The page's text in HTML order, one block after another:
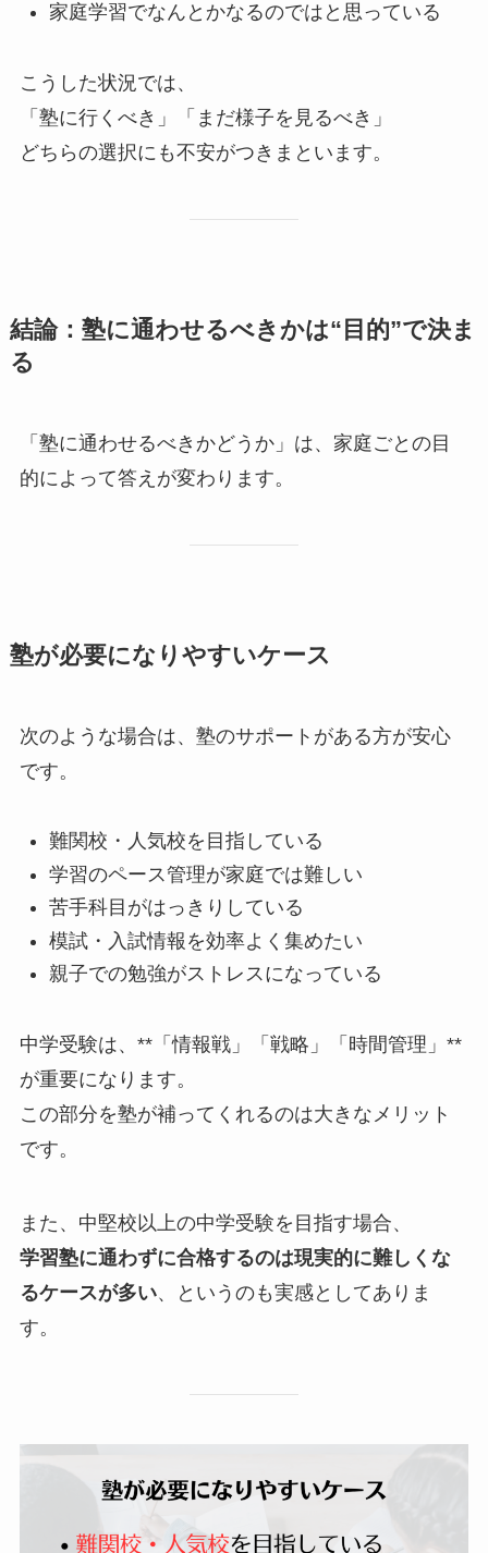
家庭学習でなんとかなるのではと思っている
こうした状況では、
「塾に行くべき」「まだ様子を見るべき」
どちらの選択にも不安がつきまといます。
結論：塾に通わせるべきかは“目的”で決ま
る
「塾に通わせるべきかどうか」は、家庭ごとの目
的によって答えが変わります。
塾が必要になりやすいケース
次のような場合は、塾のサポートがある方が安心
です。
難関校・人気校を目指している
学習のペース管理が家庭では難しい
苦手科目がはっきりしている
模試・入試情報を効率よく集めたい
親子での勉強がストレスになっている
中学受験は、**「情報戦」「戦略」「時間管理」**
が重要になります。
この部分を塾が補ってくれるのは大きなメリット
です。
また、中堅校以上の中学受験を目指す場合、
学習塾に通わずに合格するのは現実的に難しくな
るケースが多い、というのも実感としてありま
す。